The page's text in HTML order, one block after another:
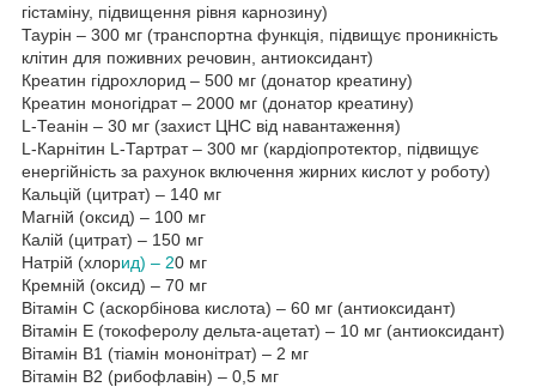
гістаміну, підвищення рівня карнозину)
Таурін – 300 мг (транспортна функція, підвищує проникність
клітин для поживних речовин, антиоксидант)
Креатин гідрохлорид – 500 мг (донатор креатину)
Креатин моногідрат – 2000 мг (донатор креатину)
L-Теанін – 30 мг (захист ЦНС від навантаження)
L-Карнітин L-Тартрат – 300 мг (кардіопротектор, підвищує
енергійність за рахунок включення жирних кислот у роботу)
Кальцій (цитрат) – 140 мг
Магній (оксид) – 100 мг
Калій (цитрат) – 150 мг
Натрій (хлорид) – 20 мг
Кремній (оксид) – 70 мг
Вітамін С (аскорбінова кислота) – 60 мг (антиоксидант)
Вітамін Е (токоферолу дельта-ацетат) – 10 мг (антиоксидант)
Вітамін B1 (тіамін мононітрат) – 2 мг
Вітамін B2 (рибофлавін) – 0,5 мг